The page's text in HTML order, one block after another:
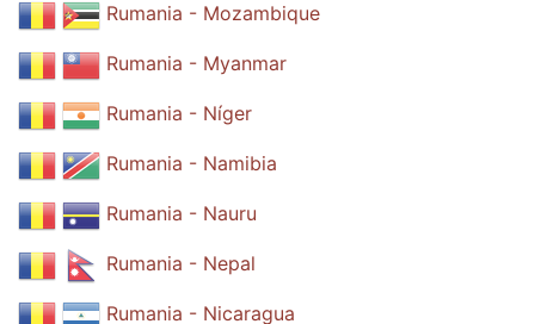
Rumania - Mozambique
Rumania - Myanmar
Rumania - Níger
Rumania - Namibia
Rumania - Nauru
Rumania - Nepal
Rumania - Nicaragua